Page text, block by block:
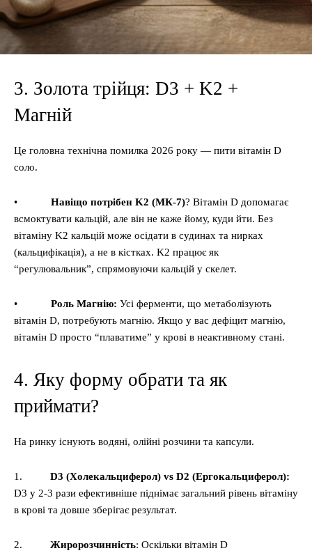
3. Золота трійця: D3 + K2 +
Магній
Це головна технічна помилка 2026 року — пити вітамін D
соло.
• Навіщо потрібен K2 (МК-7)? Вітамін D допомагає
всмоктувати кальцій, але він не каже йому, куди йти. Без
вітаміну K2 кальцій може осідати в судинах та нирках
(кальцифікація), а не в кістках. K2 працює як
“регулювальник”, спрямовуючи кальцій у скелет.
• Роль Магнію: Усі ферменти, що метаболізують
вітамін D, потребують магнію. Якщо у вас дефіцит магнію,
вітамін D просто “плаватиме” у крові в неактивному стані.
4. Яку форму обрати та як
приймати?
На ринку існують водяні, олійні розчини та капсули.
1.
D3 (Холекальциферол) vs D2 (Ергокальциферол):
D3 у 2-3 рази ефективніше піднімає загальний рівень вітаміну
в крові та довше зберігає результат.
2. Жиророзчинність: Оскільки вітамін D